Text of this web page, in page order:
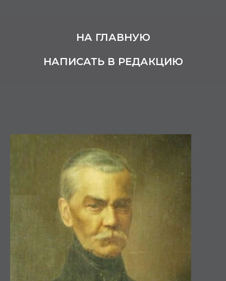
НА ГЛАВНУЮ
НАПИСАТЬ В РЕДАКЦИЮ